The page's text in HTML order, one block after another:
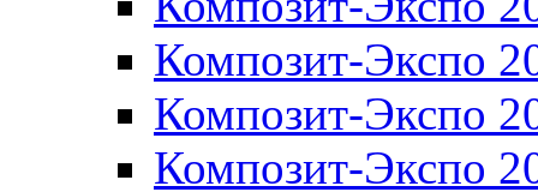
Композит-Экспо
Композит-Экспо
Композит-Экспо